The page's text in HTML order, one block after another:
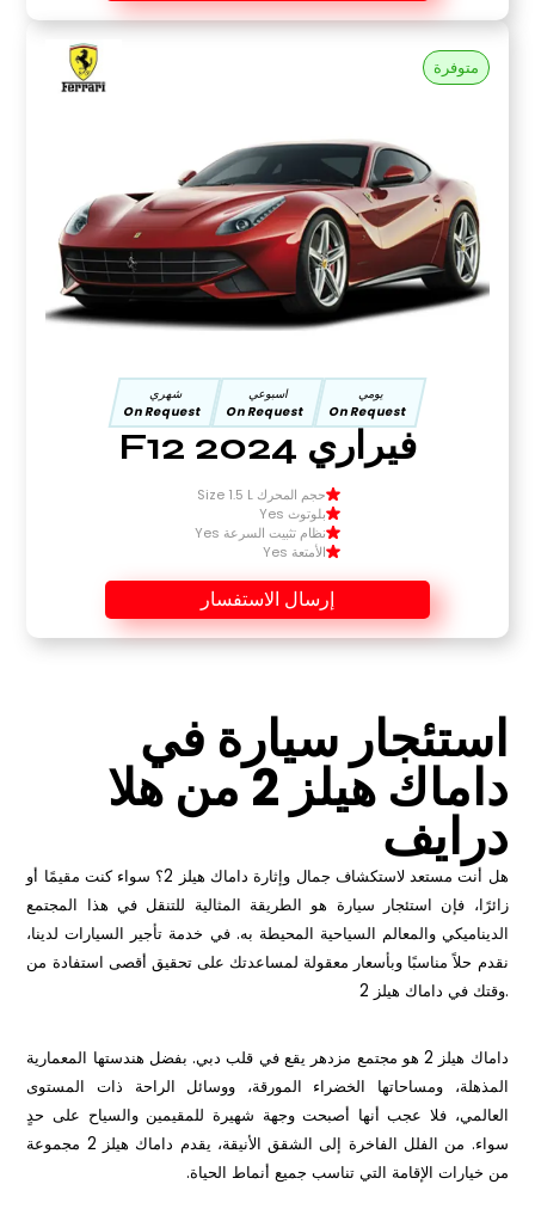
متوفرة
يومي
On Request
اسبوعي
On Request
شهري
On Request
فيراري F12 2024
حجم المحرك Size 1.5 L
بلوتوث Yes
نظام تثبيت السرعة Yes
الأمتعة Yes
إرسال الاستفسار
استئجار سيارة في
داماك هيلز 2 من هلا
درايف
هل أنت مستعد لاستكشاف جمال وإثارة داماك هيلز 2؟ سواء كنت مقيمًا أو
زائرًا، فإن استئجار سيارة هو الطريقة المثالية للتنقل في هذا المجتمع
الديناميكي والمعالم السياحية المحيطة به. في خدمة تأجير السياراتلدينا،
نقدم حلاً مناسبًا وبأسعار معقولة لمساعدتك على تحقيق أقصى استفادة من
وقتك في داماك هيلز 2.
داماك هيلز 2 هو مجتمع مزدهر يقع في قلب دبي. بفضل هندستها المعمارية
المذهلة، ومساحاتها الخضراء المورقة، ووسائل الراحة ذات المستوى
العالمي، فلا عجب أنها أصبحت وجهة شهيرة للمقيمين والسياح على حدٍ
سواء. من الفلل الفاخرة إلى الشقق الأنيقة، يقدم داماك هيلز 2 مجموعة
من خيارات الإقامة التي تناسب جميع أنماط الحياة.